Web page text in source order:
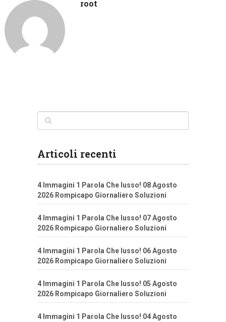
root
Articoli recenti
4 Immagini 1 Parola Che lusso! 08 Agosto
2026 Rompicapo Giornaliero Soluzioni
4 Immagini 1 Parola Che lusso! 07 Agosto
2026 Rompicapo Giornaliero Soluzioni
4 Immagini 1 Parola Che lusso! 06 Agosto
2026 Rompicapo Giornaliero Soluzioni
4 Immagini 1 Parola Che lusso! 05 Agosto
2026 Rompicapo Giornaliero Soluzioni
4 Immagini 1 Parola Che lusso! 04 Agosto